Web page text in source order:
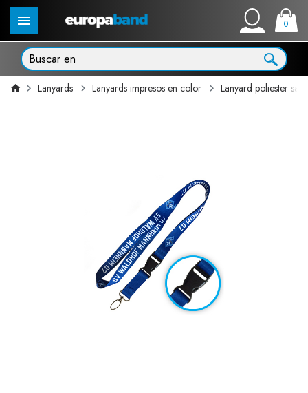
0
Lanyards Lanyards impresos en color Lanyard poliester